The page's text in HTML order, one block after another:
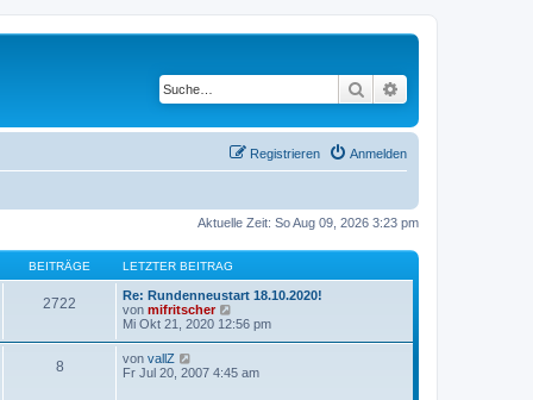
Suche
Anmelden
Registrieren
Aktuelle Zeit: So Aug 09, 2026 3:23 pm
BEITRÄGE LETZTER BEITRAG
2722
Re: Rundenneustart 18.10.2020!
von mifritscher
e
s
t
Mi Okt 21, 2020 12:56 pm
8 von vallZ
e
Fr Jul 20, 2007 4:45 am